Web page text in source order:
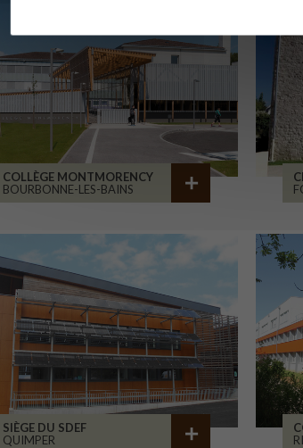
COLLÈGE MONTMORENCY
BOURBONNE-LES-BAINS
SIÈGE DU SDEF
QUIMPER